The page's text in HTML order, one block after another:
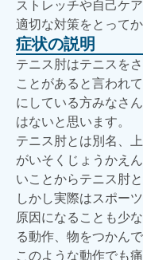
ストレッチや自己ケ
適切な対策をとって
症状の説明
テニス肘はテニスを
ことがあると言われ
にしている方みなさ
はないと思います。
テニス肘とは別名、
がいそくじょうかえ
いことからテニス肘
しかし実際はスポー
原因になることも少
る動作、物をつかん
このような動作でも